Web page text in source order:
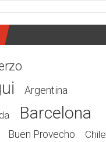
Argentina
Barcelona
Buen Provecho
Chile